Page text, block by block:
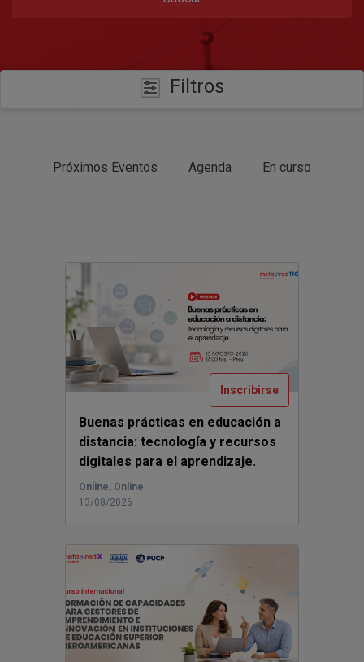
Filtros
FECHASPróximos Eventos Agenda En curso
Inscribirse
Buenas prácticas en educación a
distancia: tecnología y recursos
digitales para el aprendizaje.
Horario...
Online, Online
13/08/2026